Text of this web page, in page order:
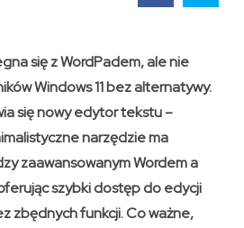
się z WordPadem, ale nie
Windows 11 bez alternatywy.
się nowy edytor tekstu –
narzędzie ma
zaawansowanym Wordem a
szybki dostęp do edycji
zbędnych funkcji. Co ważne,